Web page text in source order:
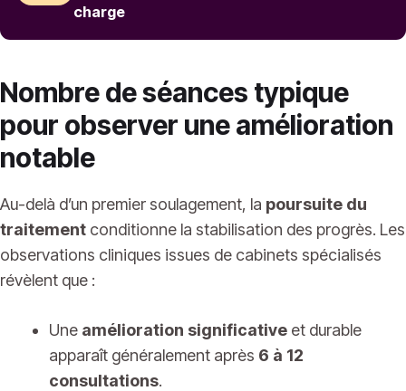
charge
Nombre de séances typique
pour observer une amélioration
notable
Au-delà d’un premier soulagement, la poursuite du
traitement conditionne la stabilisation des progrès. Les
observations cliniques issues de cabinets spécialisés
révèlent que :
Une amélioration significative et durable
apparaît généralement après 6 à 12
consultations.